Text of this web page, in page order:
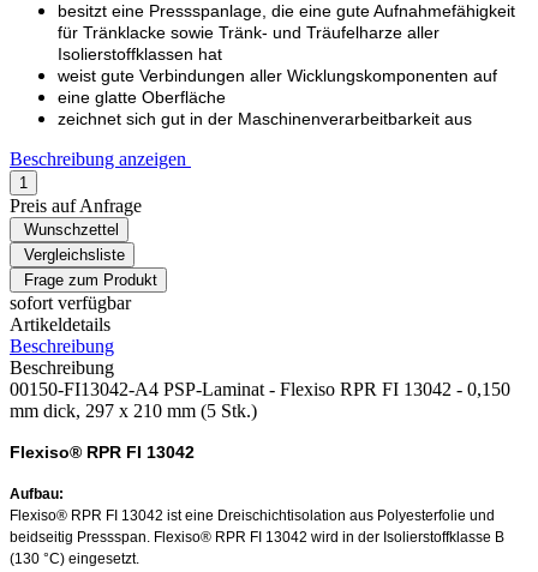
besitzt eine Pressspanlage, die eine gute Aufnahmefähigkeit
für Tränklacke sowie Tränk- und Träufelharze aller
Isolierstoffklassen hat
weist gute Verbindungen aller Wicklungskomponenten auf
eine glatte Oberfläche
zeichnet sich gut in der Maschinenverarbeitbarkeit aus
Beschreibung anzeigen
Preis auf Anfrage
Wunschzettel
Vergleichsliste
Frage zum Produkt
sofort verfügbar
Artikeldetails
Beschreibung
Beschreibung
00150-FI13042-A4 PSP-Laminat - Flexiso RPR FI 13042 - 0,150
mm dick, 297 x 210 mm (5 Stk.)
Flexiso® RPR FI 13042
Aufbau:
Flexiso® RPR FI 13042 ist eine Dreischichtisolation aus Polyesterfolie und
beidseitig Pressspan. Flexiso® RPR FI 13042 wird in der Isolierstoffklasse B
(130 °C) eingesetzt.